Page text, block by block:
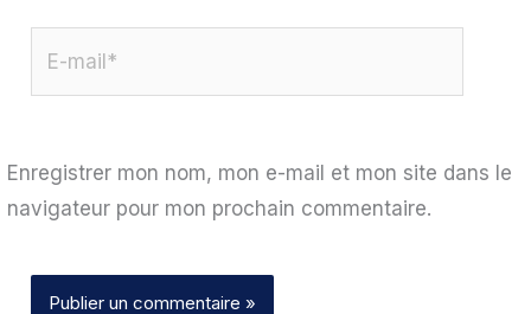
Enregistrer mon nom, mon e-mail et mon site dans le
navigateur pour mon prochain commentaire.